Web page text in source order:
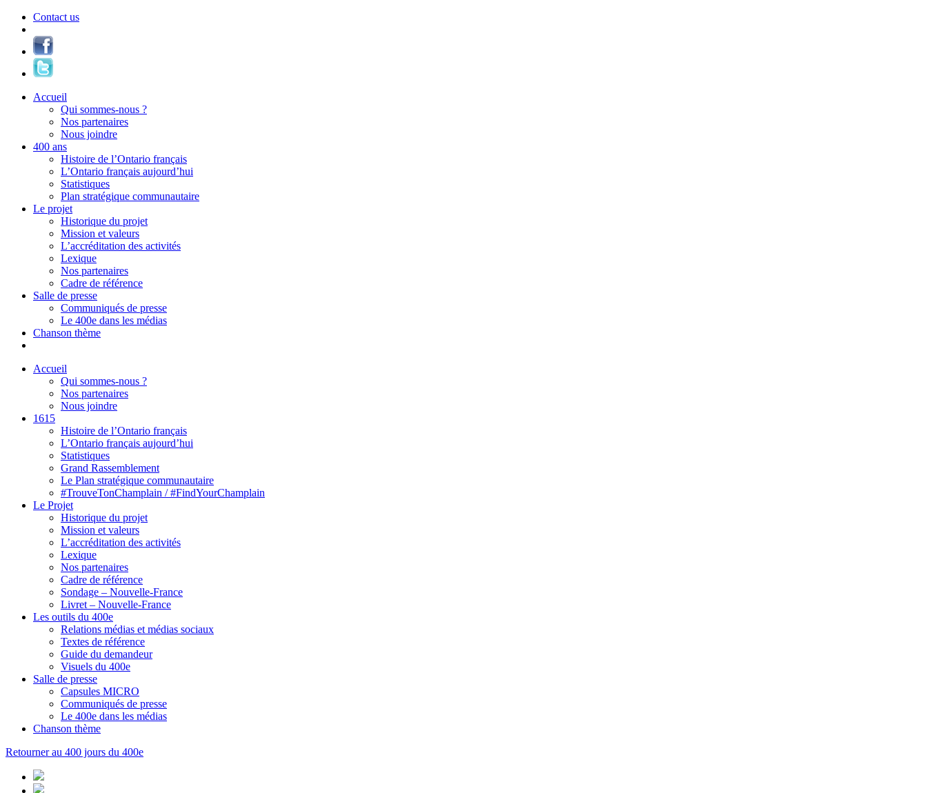
Contact us
Accueil
Qui sommes-nous ?
Nos partenaires
Nous joindre
400 ans
Histoire de l’Ontario français
L’Ontario français aujourd’hui
Statistiques
Plan stratégique communautaire
Le projet
Historique du projet
Mission et valeurs
L’accréditation des activités
Lexique
Nos partenaires
Cadre de référence
Salle de presse
Communiqués de presse
Le 400e dans les médias
Chanson thème
Accueil
Qui sommes-nous ?
Nos partenaires
Nous joindre
1615
Histoire de l’Ontario français
L’Ontario français aujourd’hui
Statistiques
Grand Rassemblement
Le Plan stratégique communautaire
#TrouveTonChamplain / #FindYourChamplain
Le Projet
Historique du projet
Mission et valeurs
L’accréditation des activités
Lexique
Nos partenaires
Cadre de référence
Sondage – Nouvelle-France
Livret – Nouvelle-France
Les outils du 400e
Relations médias et médias sociaux
Textes de référence
Guide du demandeur
Visuels du 400e
Salle de presse
Capsules MICRO
Communiqués de presse
Le 400e dans les médias
Chanson thème
Retourner au 400 jours du 400e